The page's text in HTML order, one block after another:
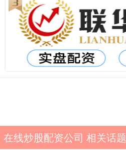
在线炒股配资公司 相关话题